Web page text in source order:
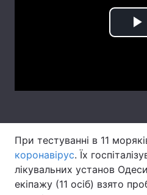
При тестуванні в 11
коронавірус. Їх
лікувальних установ
екіпажу (11 осіб) взято